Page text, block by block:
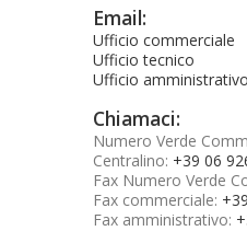
Email:
Ufficio commerciale
Ufficio tecnico
Ufficio amministrativo
Chiamaci:
Numero Verde
Centralino: +39 06
Fax Numero Verde
Fax commerciale:
Fax amministrativo: